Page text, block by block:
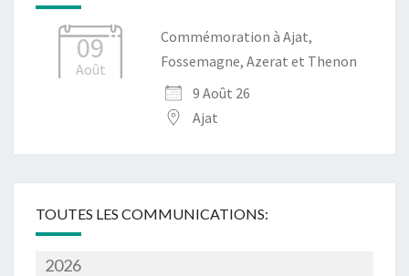
09
Août
Commémoration à Ajat,
Fossemagne, Azerat et Thenon
9 Août 26
Ajat
TOUTES LES COMMUNICATIONS:
2026